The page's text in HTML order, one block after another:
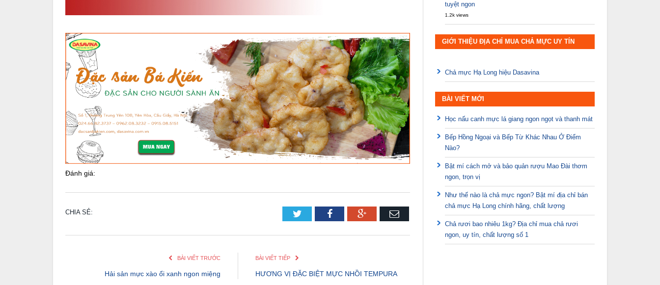
Đánh giá:
CHIA SẺ: Twitter FacebookGoogle+Email
BÀI VIẾT TRƯỚC
Hải sản mực xào ổi xanh ngon miệng
BÀI VIẾT TIẾP
HƯƠNG VỊ ĐẶC BIỆT MỰC NHỒI TEMPURA
tuyệt ngon
1.2k views
GIỚI THIỆU ĐỊA CHỈ MUA CHẢ MỰC UY TÍN
Chả mực Hạ Long hiệu Dasavina
BÀI VIẾT MỚI
Học nấu canh mực lá giang ngon ngọt và thanh mát
Bếp Hồng Ngoại và Bếp Từ Khác Nhau Ở Điểm
Nào?
Bật mí cách mở và bảo quản rượu Mao Đài thơm
ngon, trọn vị
Như thế nào là chả mực ngon? Bật mí địa chỉ bán
chả mực Hạ Long chính hãng, chất lượng
Chả rươi bao nhiêu 1kg? Địa chỉ mua chả rươi
ngon, uy tín, chất lượng số 1